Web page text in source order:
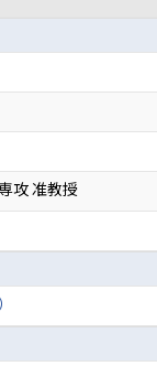
攻 准教授